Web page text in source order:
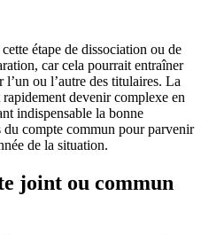
étape de dissociation ou de
car cela pourrait entraîner
ou l’autre des titulaires. La
devenir complexe en
indispensable la bonne
compte commun pour parvenir
de la situation.
joint ou commun